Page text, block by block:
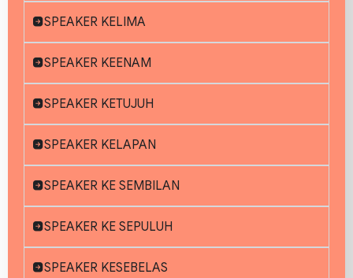
SPEAKER KELIMA
SPEAKER KEENAM
SPEAKER KETUJUH
SPEAKER KELAPAN
SPEAKER KE SEMBILAN
SPEAKER KE SEPULUH
SPEAKER KESEBELAS